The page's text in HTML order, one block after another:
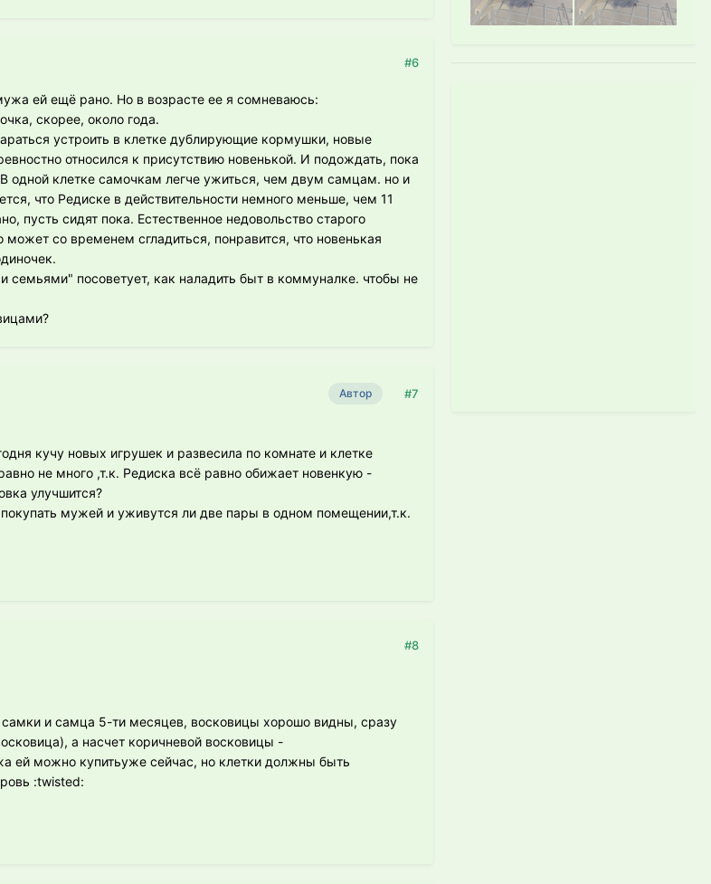
#6
ей ещё рано. Но в возрасте ее я сомневаюсь:
скорее, около года.
устроить в клетке дублирующие кормушки, новые
относился к присутствию новенькой. И подождать, пока
одной клетке самочкам легче ужиться, чем двум самцам. но и
что Редиске в действительности немного меньше, чем 11
пусть сидят пока. Естественное недовольство старого
со временем сгладиться, понравится, что новенькая
посоветует, как наладить быт в коммуналке. чтобы не
Автор #7
кучу новых игрушек и развесила по комнате и клетке
не много ,т.к. Редиска всё равно обижает новенкую -
улучшится?
мужей и уживутся ли две пары в одном помещении,т.к.
#8
и самца 5-ти месяцев, восковицы хорошо видны, сразу
а насчет коричневой восковицы -
ей можно купитьуже сейчас, но клетки должны быть
:twisted: